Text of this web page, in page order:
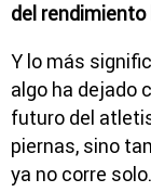
del rendimiento
Y lo más
algo ha dejado
futuro del
piernas, sino
ya no corre